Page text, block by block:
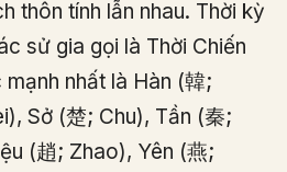
thôn tính lẫn nhau. Thời kỳ
sử gia gọi là Thời Chiến
nhất là Hàn (韓;
Sở (楚; Chu), Tần (秦;
(趙; Zhao), Yên (燕;